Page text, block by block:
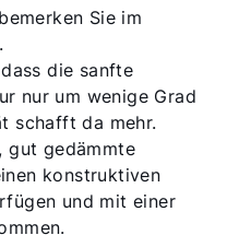
Sie im
die sanfte
nur um wenige Grad
schafft da mehr.
gut gedämmte
konstruktiven
und mit einer